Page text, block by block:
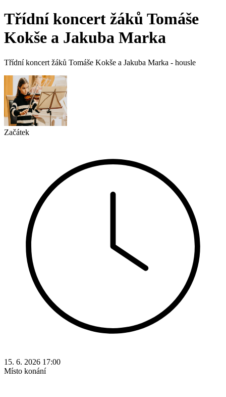
Třídní koncert žáků Tomáše
Kokše a Jakuba Marka
Třídní koncert žáků Tomáše Kokše a Jakuba Marka - housle
Začátek
15. 6. 2026 17:00
Místo konání